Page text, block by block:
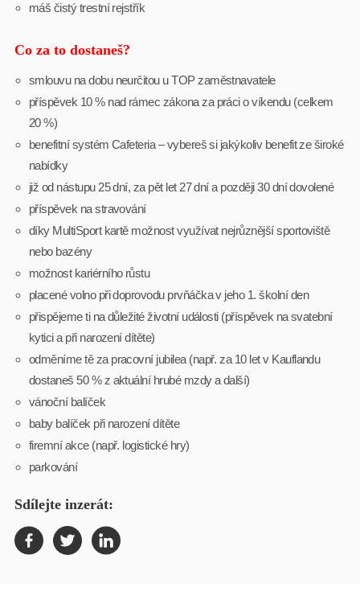
máš čistý trestní rejstřík
Co za to dostaneš?
smlouvu na dobu neurčitou u TOP zaměstnavatele
příspěvek 10 % nad rámec zákona za práci o víkendu (celkem
20 %)
benefitní systém Cafeteria – vybereš si jakýkoliv benefit ze široké
nabídky
již od nástupu 25 dní, za pět let 27 dní a později 30 dní dovolené
příspěvek na stravování
díky MultiSport kartě možnost využívat nejrůznější sportoviště
nebo bazény
možnost kariérního růstu
placené volno při doprovodu prvňáčka v jeho 1. školní den
přispějeme ti na důležité životní události (příspěvek na svatební
kytici a při narození dítěte)
odměníme tě za pracovní jubilea (např. za 10 let v Kauflandu
dostaneš 50 % z aktuální hrubé mzdy a další)
vánoční balíček
baby balíček při narození dítěte
firemní akce (např. logistické hry)
parkování
Sdílejte inzerát: